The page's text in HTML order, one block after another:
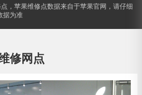
，苹果维修点数据来自于苹果官网，请仔细
据为准
修网点